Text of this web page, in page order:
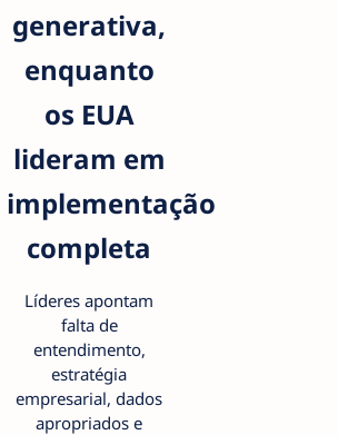
generativa,
enquanto
os EUA
lideram em
implementação
completa
Líderes apontam
falta de
entendimento,
estratégia
empresarial, dados
apropriados e